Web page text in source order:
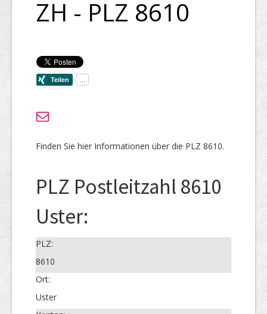
ZH - PLZ 8610
Finden Sie hier Informationen über die PLZ 8610.
PLZ Postleitzahl 8610
Uster:
PLZ:
8610
Ort:
Uster